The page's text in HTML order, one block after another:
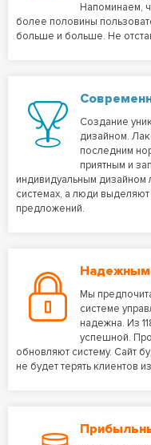
Напоминаем,
более половины
больше и больше. Не
Создание
дизайном.
последним
приятным и
индивидуальным
системах, а люди
предложений.
Надежным
Мы
системе
надежна. Из
успешной.
обновляют систему. Сайт
не будет терять клиентов